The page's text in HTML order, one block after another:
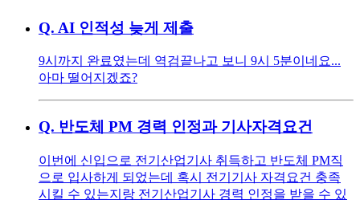
Q. AI 인적성 늦게 제출
9시까지 완료였는데 역검끝나고 보니 9시 5분이네요...
아마 떨어지겠죠?
Q. 반도체 PM 경력 인정과 기사자격요건
이번에 신입으로 전기산업기사 취득하고 반도체 PM직
으로 입사하게 되었는데 혹시 전기기사 자격요건 충족
시킬 수 있는지랑 전기산업기사 경력 인정을 받을 수 있